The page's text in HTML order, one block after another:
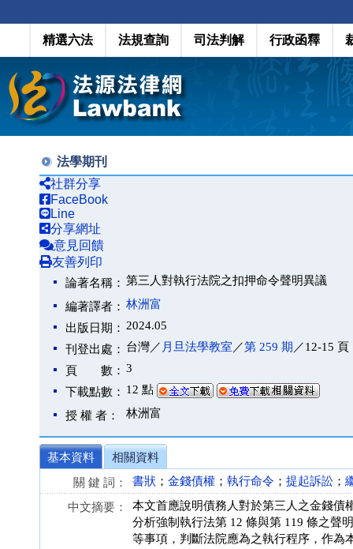
精選六法 法規查詢 司法判解 行政函釋
法學期刊
社群分享
FaceBook
Line
分享網址
意見回饋
友善列印
論著名稱： 第三人對執行法院之扣押命令聲明異議
編著譯者： 林洲富
出版日期： 2024.05
刊登出處： 台灣／ 月旦法學教室 ／第 259 期 ／12-15 頁
頁 數： 3
下載點數： 12 點
授 權 者： 林洲富
基本資料
相關資料
關 鍵 詞：
書狀 ； 金錢債權 ； 執行命令 ； 提起訴訟 ；
中文摘要：
本文首應說明債務人對於第三人之金錢債
分析強制執行法第 12 條與第 119 條之聲
等事項，判斷法院應為之執行程序，作為